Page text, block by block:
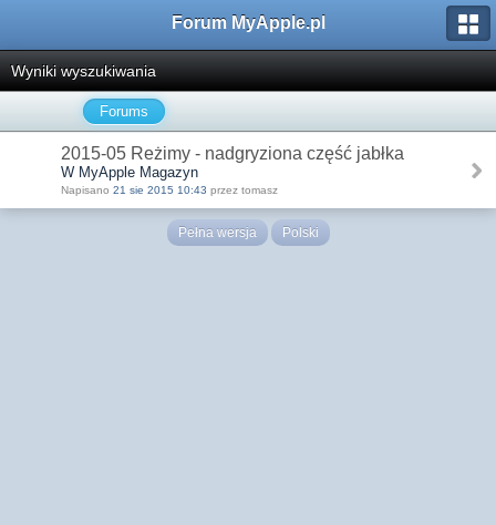
Forum MyApple.pl
Wyniki wyszukiwania
Forums
2015-05 Reżimy - nadgryziona część jabłka
W MyApple Magazyn
Napisano 21 sie 2015 10:43 przez tomasz
Pełna wersja Polski